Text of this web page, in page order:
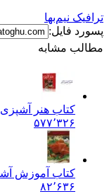
ترافیک نیم‌بها
پسورد فایل:
مطالب مشابه
کتاب هنر
۵۷۷٬۳۲۶
کتاب آموزش
۸۲٬۶۳۶